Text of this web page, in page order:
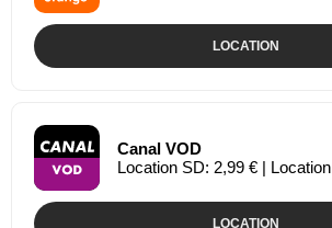
LOCATION
Canal VOD
Location SD: 2,99 € |
LOCATION